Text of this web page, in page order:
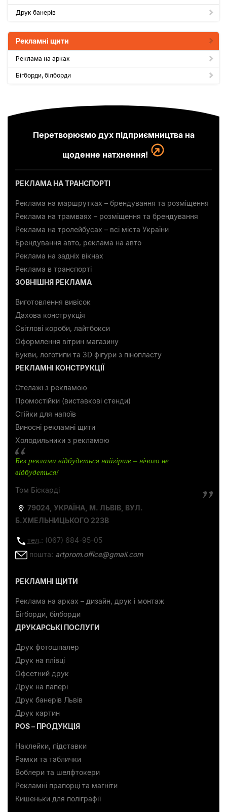
Друк банерів
Рекламні щити
Реклама на арках
Бігборди, білборди
Перетворюємо дух підприємництва на
щоденне натхнення!
РЕКЛАМА НА ТРАНСПОРТІ
Реклама на маршрутках – брендування та розміщення
Реклама на трамваях – розміщення та брендування
Реклама на тролейбусах – всі міста України
Брендування авто, реклама на авто
Реклама на задніх вікнах
Реклама в транспорті
ЗОВНІШНЯ РЕКЛАМА
Виготовлення вивісок
Дахова конструкція
Світлові короби, лайтбокси
Оформлення вітрин магазину
Букви, логотипи та 3D фігури з пінопласту
РЕКЛАМНІ КОНСТРУКЦІЇ
Стелажі з рекламою
Промостійки (виставкові стенди)
Стійки для напоїв
Виносні рекламні щити
Холодильники з рекламою
Без реклами відбудеться найгірше – нічого не
відбудеться!
Том Біскарді
79024, УКРАЇНА, М. ЛЬВІВ, ВУЛ.
Б.ХМЕЛЬНИЦЬКОГО 223В
тел.: (067) 684-95-05
пошта: artprom.office@gmail.com
РЕКЛАМНІ ЩИТИ
Реклама на арках – дизайн, друк і монтаж
Бігборди, білборди
ДРУКАРСЬКІ ПОСЛУГИ
Друк фотошпалер
Друк на плівці
Офсетний друк
Друк на папері
Друк банерів Львів
Друк картин
POS – ПРОДУКЦІЯ
Наклейки, підставки
Рамки та таблички
Воблери та шелфтокери
Рекламні прапорці та магніти
Кишеньки для поліграфії